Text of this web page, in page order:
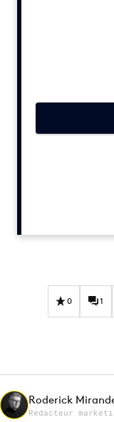
PR
Programmatic
0 1
Roderick
Redacteur